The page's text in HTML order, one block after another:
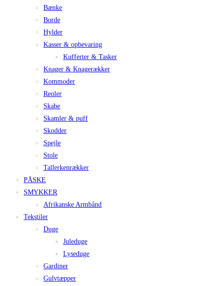
Bænke
Borde
Hylder
Kasser & opbevaring
Kufferter & Tasker
Knager & Knagerækker
Kommoder
Reoler
Skabe
Skamler & puff
Skodder
Spejle
Stole
Tallerkenrækker
PÅSKE
SMYKKER
Afrikanske Armbånd
Tekstiler
Duge
Juleduge
Lyseduge
Gardiner
Gulvtæpper